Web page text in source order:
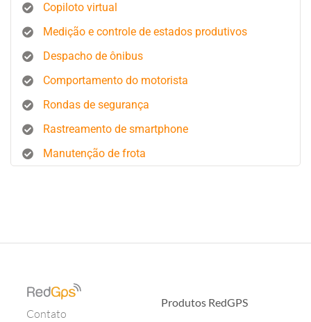
Copiloto virtual
Medição e controle de estados produtivos
Despacho de ônibus
Comportamento do motorista
Rondas de segurança
Rastreamento de smartphone
Manutenção de frota
Contato
Produtos RedGPS